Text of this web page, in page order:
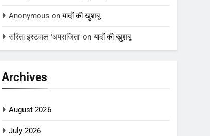
Anonymous onयादों की खुशबू
सरिता इस्टवाल 'अपराजिता' onयादों की खुशबू
Archives
August 2026
July 2026